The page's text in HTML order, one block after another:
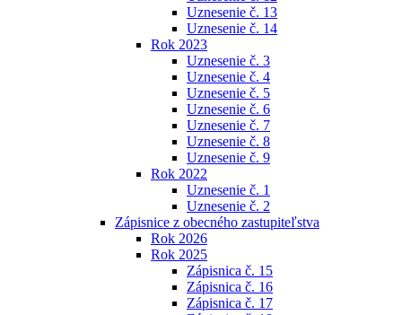
Uznesenie č. 13
Uznesenie č. 14
Rok 2023
Uznesenie č. 3
Uznesenie č. 4
Uznesenie č. 5
Uznesenie č. 6
Uznesenie č. 7
Uznesenie č. 8
Uznesenie č. 9
Rok 2022
Uznesenie č. 1
Uznesenie č. 2
Zápisnice z obecného zastupiteľstva
Rok 2026
Rok 2025
Zápisnica č. 15
Zápisnica č. 16
Zápisnica č. 17